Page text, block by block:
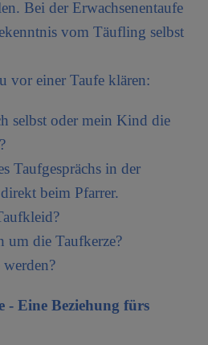
Bei der Erwachsenentaufe
vom Täufling selbst
vor einer Taufe klären:
selbst oder mein Kind die
Taufgesprächs in der
beim Pfarrer.
um die Taufkerze?
Eine Beziehung fürs